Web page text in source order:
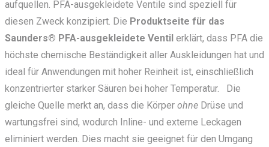
aufquellen. PFA-ausgekleidete Ventile sind speziell für
diesen Zweck konzipiert. Die Produktseite für das
Saunders® PFA-ausgekleidete Ventil erklärt, dass PFA die
höchste chemische Beständigkeit aller Auskleidungen hat und
ideal für Anwendungen mit hoher Reinheit ist, einschließlich
konzentrierter starker Säuren bei hoher Temperatur.
Die
gleiche Quelle merkt an, dass die Körper ohneDrüse und
wartungsfrei sind, wodurch Inline- und externe Leckagen
eliminiert werden. Dies macht sie geeignet für den Umgang